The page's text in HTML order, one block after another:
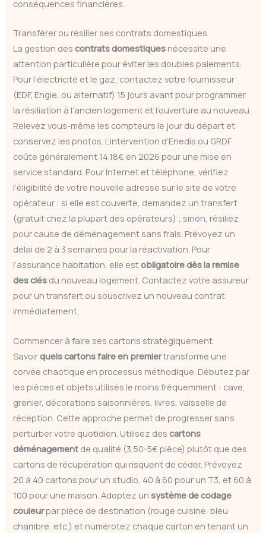
conséquences financières.
Transférer ou résilier ses contrats domestiques
La gestion descontrats domestiques nécessite une
attention particulière pour éviter les doubles paiements.
Pour l’électricité et le gaz, contactez votre fournisseur
(EDF, Engie, ou alternatif) 15 jours avant pour programmer
la résiliation à l’ancien logement et l’ouverture au nouveau.
Relevez vous-même les compteurs le jour du départ et
conservez les photos. L’intervention d’Enedis ou GRDF
coûte généralement 14,18€ en 2026 pour une mise en
service standard. Pour Internet et téléphone, vérifiez
l’éligibilité de votre nouvelle adresse sur le site de votre
opérateur : si elle est couverte, demandez un transfert
(gratuit chez la plupart des opérateurs) ; sinon, résiliez
pour cause de déménagement sans frais. Prévoyez un
délai de 2 à 3 semaines pour la réactivation. Pour
l’assurance habitation, elle estobligatoire dès la remise
des clés du nouveau logement. Contactez votre assureur
pour un transfert ou souscrivez un nouveau contrat
immédiatement.
Commencer à faire ses cartons stratégiquement
Savoirquels cartons faire en premiertransforme une
corvée chaotique en processus méthodique. Débutez par
les pièces et objets utilisés le moins fréquemment : cave,
grenier, décorations saisonnières, livres, vaisselle de
réception. Cette approche permet de progresser sans
perturber votre quotidien. Utilisez descartons
déménagement de qualité (3,50-5€ pièce) plutôt que des
cartons de récupération qui risquent de céder. Prévoyez
20 à 40 cartons pour un studio, 40 à 60 pour un T3, et 60 à
100 pour une maison. Adoptez unsystème de codage
couleurpar pièce de destination (rouge cuisine, bleu
chambre, etc.) et numérotez chaque carton en tenant un